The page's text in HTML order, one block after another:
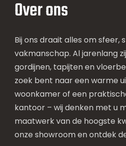
Over ons
Bij ons draait alles om sfeer,
vakmanschap. Al jarenlang
gordijnen, tapijten en
zoek bent naar een warme
woonkamer of een
kantoor – wij denken met u
maatwerk van de hoogste
onze showroom en ontdek